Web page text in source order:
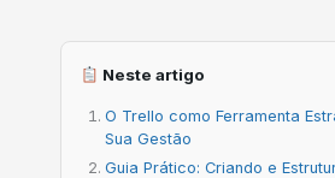
Neste artigo
O Trello como Ferramenta
Sua Gestão
Guia Prático: Criando e